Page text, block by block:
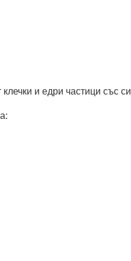
и едри частици със